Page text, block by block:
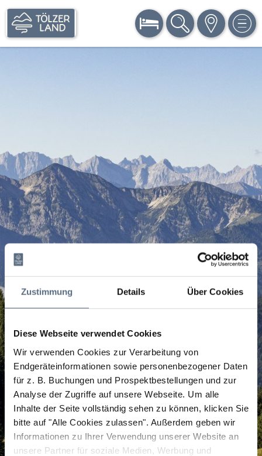
Zustimmung Details Über Cookies
Diese Webseite verwendet Cookies
Wir verwenden Cookies zur Verarbeitung von
Endgeräteinformationen sowie personenbezogener Daten
für z. B. Buchungen und Prospektbestellungen und zur
Analyse der Zugriffe auf unsere Webseite. Um alle
Inhalte der Seite vollständig sehen zu können, klicken Sie
bitte auf "Alle Cookies zulassen". Außerdem geben wir
Informationen zu Ihrer Verwendung unserer Website an
unsere Partner für soziale Medien, Werbung und
BUCHEN SUCHE KARTE MENÜ